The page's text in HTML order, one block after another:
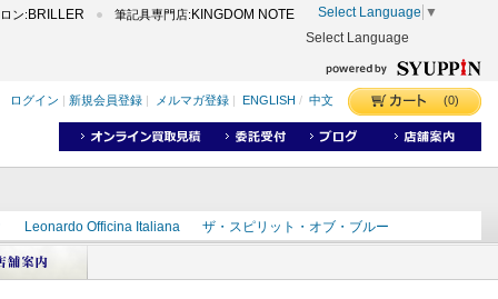
ン: BRILLER 筆記具専門店: KINGDOM NOTE Select Language ▼
Select Language
ログイン 新規会員登録 メルマガ登録 ENGLISH / 中文 (0)
Leonardo Officina Italiana
ザ・スピリット・オブ・ブルー
ラインD
ズ カヴゼットインク スーベレーン
モンブラン